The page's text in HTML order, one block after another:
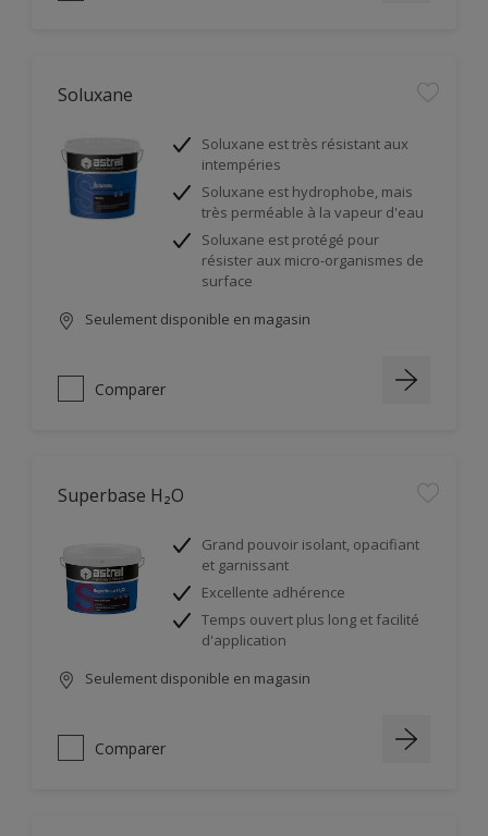
Soluxane
Soluxane est très résistant aux
intempéries
Soluxane est hydrophobe, mais
très perméable à la vapeur d'eau
Soluxane est protégé pour
résister aux micro-organismes de
surface
Seulement disponible en magasin
Comparer
Superbase H₂O
Grand pouvoir isolant, opacifiant
et garnissant
Excellente adhérence
Temps ouvert plus long et facilité
d'application
Seulement disponible en magasin
Comparer